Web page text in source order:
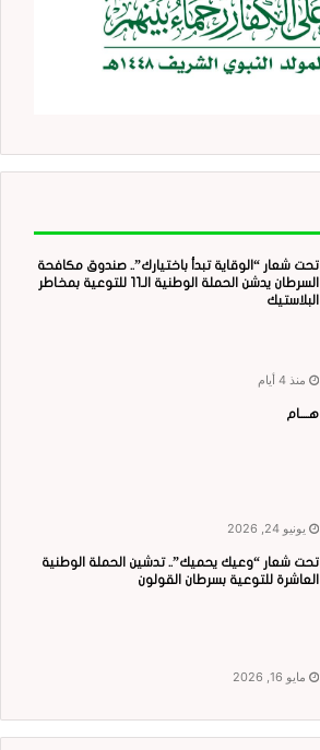
تحت شعار “الوقاية تبدأ باختيارك”.. صندوق مكافحة
السرطان يدشن الحملة الوطنية الـ11 للتوعية بمخاطر
البلاستيك
منذ 4 أيام
هــــام
يونيو 24, 2026
تحت شعار “وعيك يحميك”.. تدشين الحملة الوطنية
العاشرة للتوعية بسرطان القولون
مايو 16, 2026